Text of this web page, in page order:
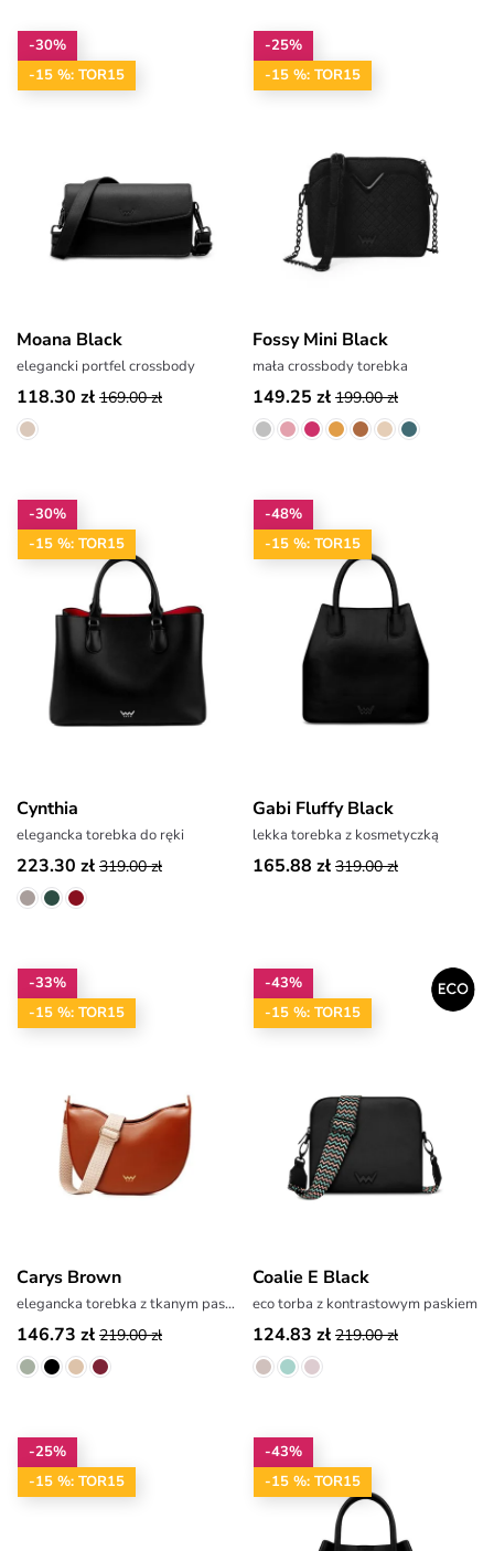
-30%
-15 %: TOR15
Moana Black
elegancki portfel crossbody
118.30 zł 169.00 zł
-25%
-15 %: TOR15
Fossy Mini Black
mała crossbody torebka
149.25 zł 199.00 zł
-30%
-15 %: TOR15
Cynthia
elegancka torebka do ręki
223.30 zł 319.00 zł
-48%
-15 %: TOR15
Gabi Fluffy Black
lekka torebka z kosmetyczką
165.88 zł 319.00 zł
-33%
-15 %: TOR15
Carys Brown
elegancka torebka z tkanym paskiem
146.73 zł 219.00 zł
-43%
-15 %: TOR15
Coalie E Black
eco torba z kontrastowym paskiem
124.83 zł 219.00 zł
-25%
-15 %: TOR15
-43%
-15 %: TOR15